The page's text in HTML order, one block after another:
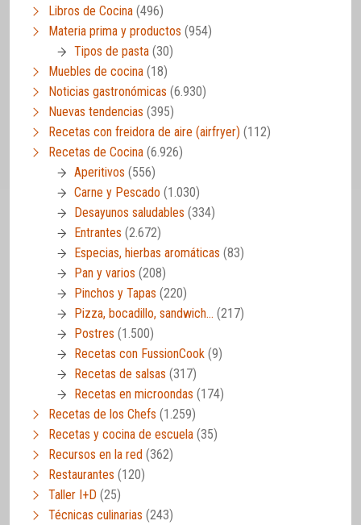
Libros de Cocina (496)
Materia prima y productos (954)
Tipos de pasta (30)
Muebles de cocina (18)
Noticias gastronómicas (6.930)
Nuevas tendencias (395)
Recetas con freidora de aire (airfryer) (112)
Recetas de Cocina (6.926)
Aperitivos (556)
Carne y Pescado (1.030)
Desayunos saludables (334)
Entrantes (2.672)
Especias, hierbas aromáticas (83)
Pan y varios (208)
Pinchos y Tapas (220)
Pizza, bocadillo, sandwich… (217)
Postres (1.500)
Recetas con FussionCook (9)
Recetas de salsas (317)
Recetas en microondas (174)
Recetas de los Chefs (1.259)
Recetas y cocina de escuela (35)
Recursos en la red (362)
Restaurantes (120)
Taller I+D (25)
Técnicas culinarias (243)